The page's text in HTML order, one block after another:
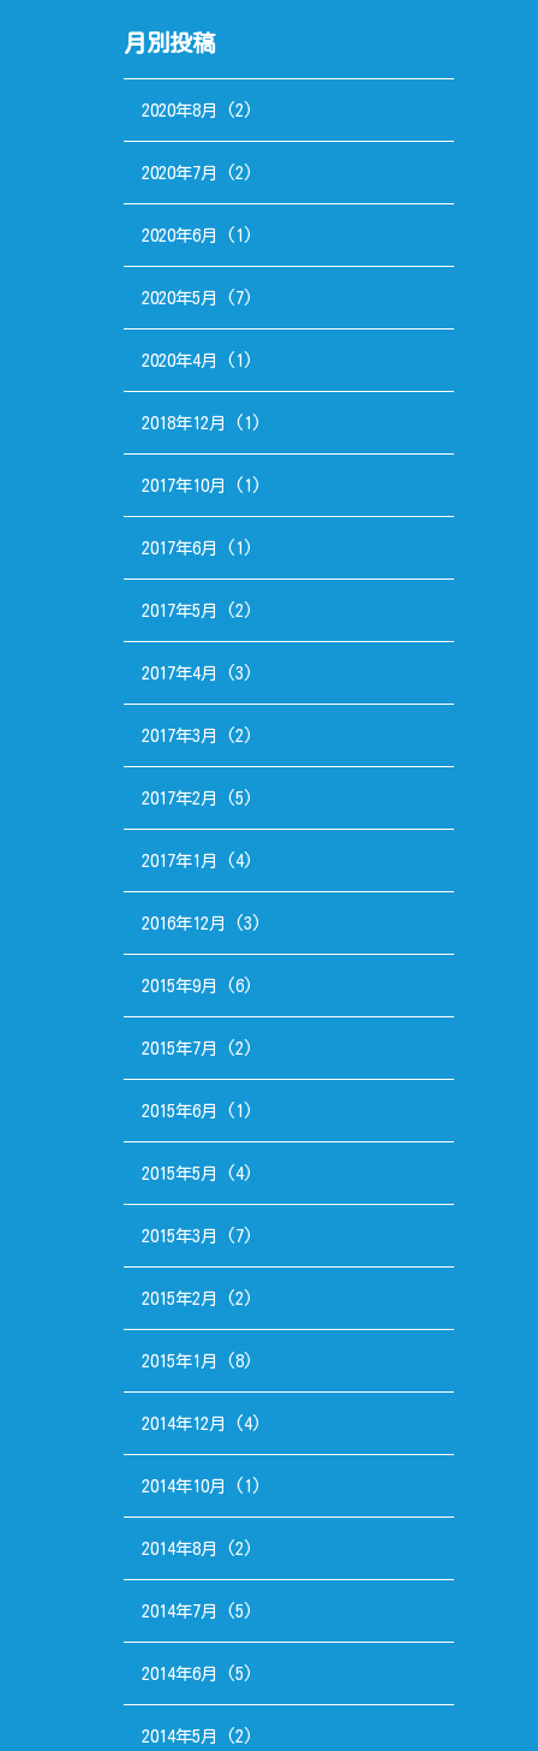
月別投稿
2020年8月 (2)
2020年7月 (2)
2020年6月 (1)
2020年5月 (7)
2020年4月 (1)
2018年12月 (1)
2017年10月 (1)
2017年6月 (1)
2017年5月 (2)
2017年4月 (3)
2017年3月 (2)
2017年2月 (5)
2017年1月 (4)
2016年12月 (3)
2015年9月 (6)
2015年7月 (2)
2015年6月 (1)
2015年5月 (4)
2015年3月 (7)
2015年2月 (2)
2015年1月 (8)
2014年12月 (4)
2014年10月 (1)
2014年8月 (2)
2014年7月 (5)
2014年6月 (5)
2014年5月 (2)